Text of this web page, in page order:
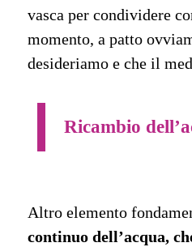
vasca per condividere
momento, a patto
desideriamo e che il
Ricambio
Altro elemento
continuo dell’acqua,